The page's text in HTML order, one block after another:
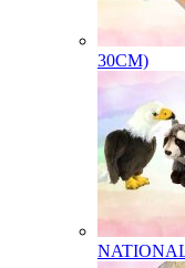
30CM)